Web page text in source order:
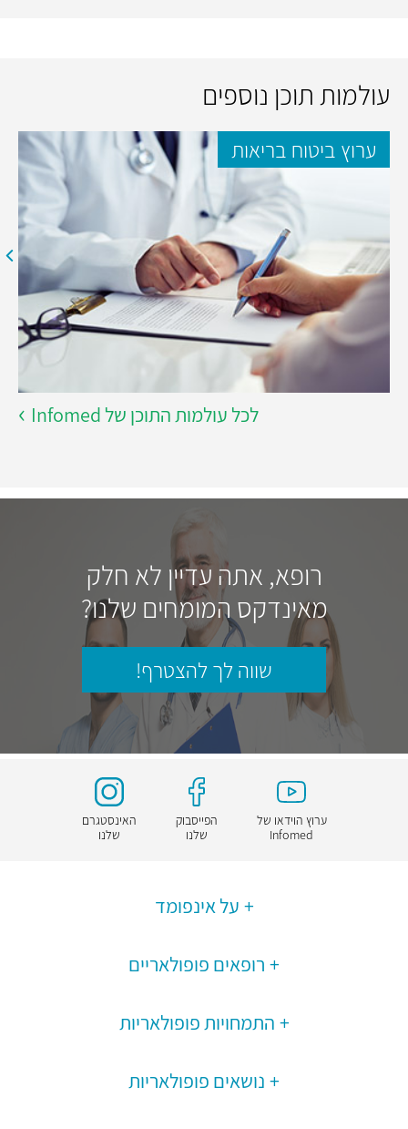
עולמות תוכן נוספים
ערוץ ביטוח בריאות
לכל עולמות התוכן של Infomed
רופא, אתה עדיין לא חלק
מאינדקס המומחים שלנו?
שווה לך להצטרף!
ערוץ הוידאו של
Infomed
הפייסבוק
שלנו
האינסטגרם
שלנו
על אינפומד
רופאים פופולאריים
התמחויות פופולאריות
נושאים פופולאריות